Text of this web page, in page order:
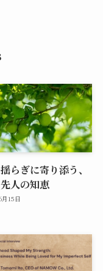
らぎに寄り添う、
人の知恵
15日